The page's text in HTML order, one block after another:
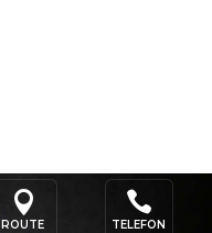

ROUTE

TELEFON